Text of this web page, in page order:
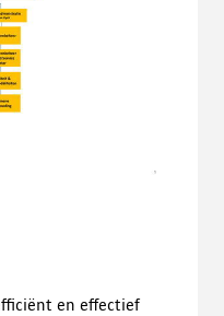
en effectief